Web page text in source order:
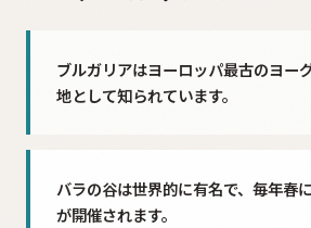
ブルガリアはヨーロッパ最古のヨー
地として知られています。
バラの谷は世界的に有名で、毎年春
が開催されます。